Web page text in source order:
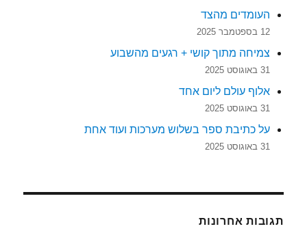
העומדים מהצד
12 בספטמבר 2025
צמיחה מתוך קושי + רגעים מהשבוע
31 באוגוסט 2025
אלוף עולם ליום אחד
31 באוגוסט 2025
על כתיבת ספר בשלוש מערכות ועוד אחת
31 באוגוסט 2025
תגובות אחרונות